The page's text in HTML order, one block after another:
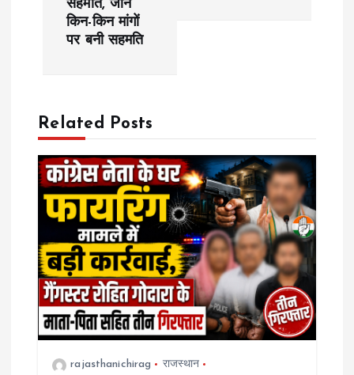
v
g
t
o
सहमति, जानें
किन-किन मांगों
पर बनी सहमति
Related Posts
rajasthanichirag
राजस्थान